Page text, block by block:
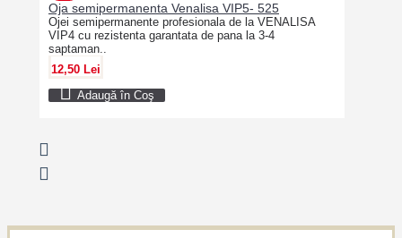
Oja semipermanenta Venalisa VIP5- 525
Ojei semipermanente profesionala de la VENALISA
VIP4 cu rezistenta garantata de pana la 3-4
saptaman..
12,50 Lei
Adaugă în Coş